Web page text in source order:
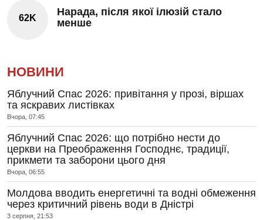
62K
Нарада, після якої ілюзій стало
менше
НОВИНИ
Яблучний Спас 2026: привітання у прозі, віршах
та яскравих листівках
Вчора, 07:45
Яблучний Спас 2026: що потрібно нести до
церкви на Преображення Господнє, традиції,
прикмети та заборони цього дня
Вчора, 06:55
Молдова вводить енергетичні та водні обмеження
через критичний рівень води в Дністрі
3 серпня, 21:53